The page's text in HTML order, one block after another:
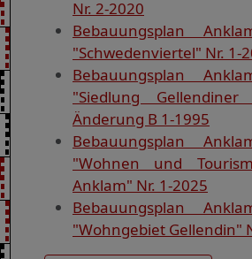
Nr. 2-2020
Bebauungsplan
"Schwedenviertel" Nr. 1-
Bebauungsplan
"Siedlung
Änderung B 1-1995
Bebauungsplan
"Wohnen und
Anklam" Nr. 1-2025
Bebauungsplan
"Wohngebiet Gellendin"